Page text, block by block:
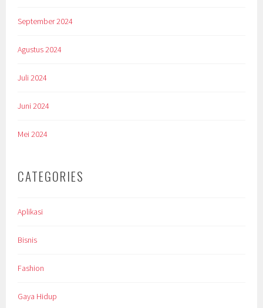
September 2024
Agustus 2024
Juli 2024
Juni 2024
Mei 2024
CATEGORIES
Aplikasi
Bisnis
Fashion
Gaya Hidup